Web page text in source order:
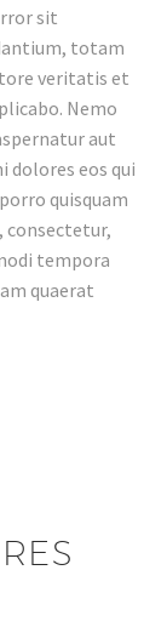
sit
totam
veritatis et
Nemo
aut
dolores eos qui
quisquam
consectetur,
tempora
quaerat